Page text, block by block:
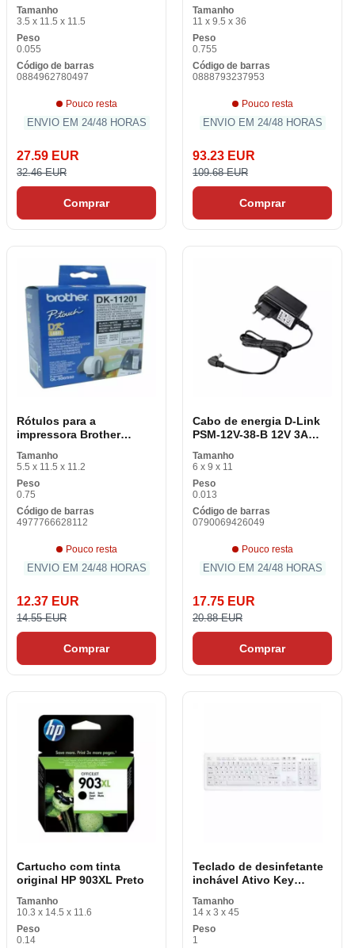
Amarela Tricolor
Tamanho
3.5 x 11.5 x 11.5
Peso
0.055
Código de barras
0884962780497
Pouco resta
ENVIO EM 24/48 HORAS
27.59 EUR
32.46 EUR
Comprar
Tamanho
11 x 9.5 x 36
Peso
0.755
Código de barras
0888793237953
Pouco resta
ENVIO EM 24/48 HORAS
93.23 EUR
109.68 EUR
Comprar
Rótulos para a
impressora Brother
Branco
Tamanho
5.5 x 11.5 x 11.2
Peso
0.75
Código de barras
4977766628112
Pouco resta
ENVIO EM 24/48 HORAS
12.37 EUR
14.55 EUR
Comprar
Cabo de energia D-Link
PSM-12V-38-B 12V 3A
Tamanho
6 x 9 x 11
Peso
0.013
Código de barras
0790069426049
Pouco resta
ENVIO EM 24/48 HORAS
17.75 EUR
20.88 EUR
Comprar
Cartucho com tinta
original HP 903XL Preto
Tamanho
10.3 x 14.5 x 11.6
Peso
0.14
Teclado de desinfetante
inchável Ativo Key
Tamanho
14 x 3 x 45
Peso
1